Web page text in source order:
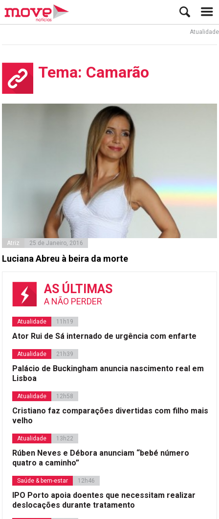
Atualidade
Tema: Camarão
Atriz 25 de Janeiro, 2016
Luciana Abreu à beira da morte
AS ÚLTIMAS
A NÃO PERDER
Atualidade 11h19
Ator Rui de Sá internado de urgência com enfarte
Atualidade 21h39
Palácio de Buckingham anuncia nascimento real em
Lisboa
Atualidade 12h58
Cristiano faz comparações divertidas com filho mais
velho
Atualidade 13h22
Rúben Neves e Débora anunciam “bebé número
quatro a caminho”
Saúde & bem-estar 12h46
IPO Porto apoia doentes que necessitam realizar
deslocações durante tratamento